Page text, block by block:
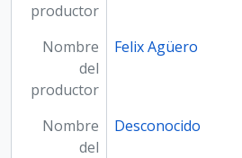
productor
Nombre
del
productor
Felix Agüero
Nombre
del
Desconocido